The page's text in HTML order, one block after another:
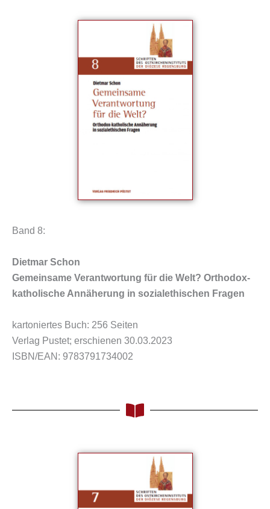
Band 8:
Dietmar Schon
Gemeinsame Verantwortung für die Welt? Orthodox-
katholische Annäherung in sozialethischen Fragen
kartoniertes Buch: 256 Seiten
Verlag Pustet; erschienen 30.03.2023
ISBN/EAN: 9783791734002